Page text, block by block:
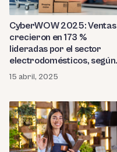
CyberWOW 2025: Ventas
crecieron en 173 %
lideradas por el sector
electrodomésticos, según
Niubiz
15 abril, 2025